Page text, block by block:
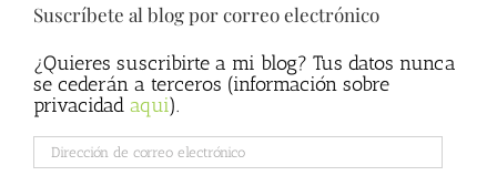
Suscríbete al blog por correo electrónico
¿Quieres suscribirte a mi blog? Tus datos nunca
se cederán a terceros (información sobre
privacidad aqui).
Dirección
de